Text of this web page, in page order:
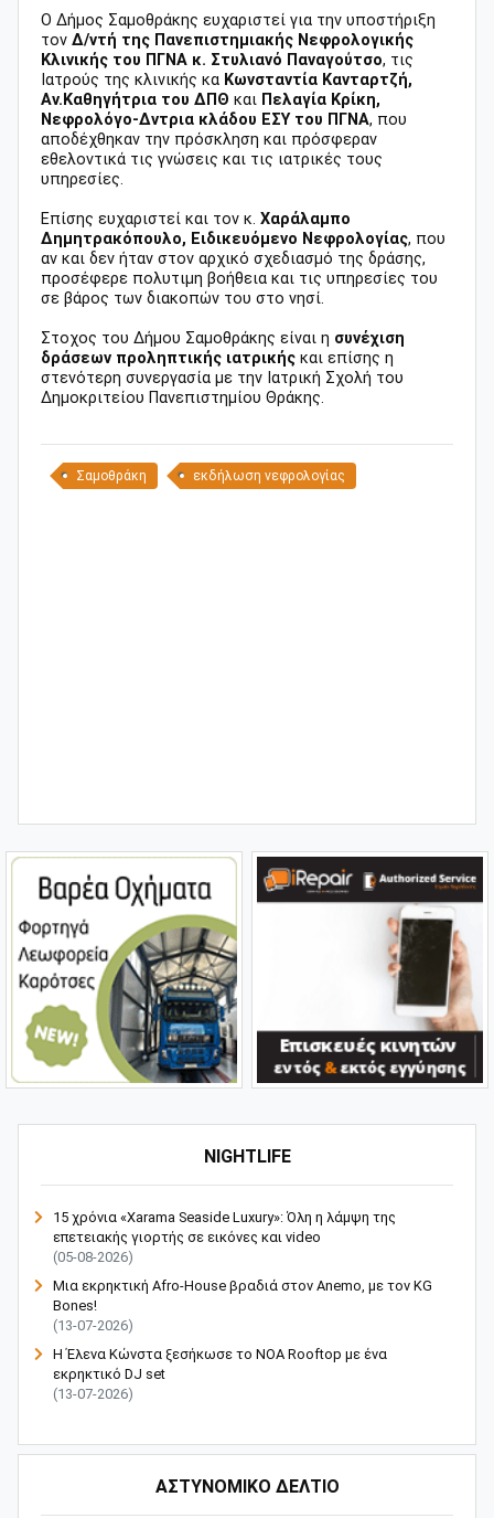
NIGHTLIFE
15 χρόνια «Xarama Seaside Luxury»: Όλη η λάμψη της
επετειακής γιορτής σε εικόνες και video
(05-08-2026)
Μια εκρηκτική Afro-House βραδιά στον Anemo, με τον KG
Bones!
(13-07-2026)
Η Έλενα Κώνστα ξεσήκωσε το NOA Rooftop με ένα
εκρηκτικό DJ set
(13-07-2026)
ΑΣΤΥΝΟΜΙΚΟ ΔΕΛΤΙΟ
Ο Δήμος Σαμοθράκης ευχαριστεί για την υποστήριξη
τον Δ/ντή της Πανεπιστημιακής Νεφρολογικής
Κλινικής του ΠΓΝΑ κ. Στυλιανό Παναγούτσο, τις
Ιατρούς της κλινικής κα Κωνσταντία Κανταρτζή,
Αν.Καθηγήτρια του ΔΠΘ και Πελαγία Κρίκη,
Νεφρολόγο-Δντρια κλάδου ΕΣΥ του ΠΓΝΑ, που
αποδέχθηκαν την πρόσκληση και πρόσφεραν
εθελοντικά τις γνώσεις και τις ιατρικές τους
υπηρεσίες.
Επίσης ευχαριστεί και τον κ. Χαράλαμπο
Δημητρακόπουλο, Ειδικευόμενο Νεφρολογίας, που
αν και δεν ήταν στον αρχικό σχεδιασμό της δράσης,
προσέφερε πολυτιμη βοήθεια και τις υπηρεσίες του
σε βάρος των διακοπών του στο νησί.
Στοχος του Δήμου Σαμοθράκης είναι η συνέχιση
δράσεων προληπτικής ιατρικής και επίσης η
στενότερη συνεργασία με την Ιατρική Σχολή του
Δημοκριτείου Πανεπιστημίου Θράκης.
Σαμοθράκη εκδήλωση νεφρολογίας